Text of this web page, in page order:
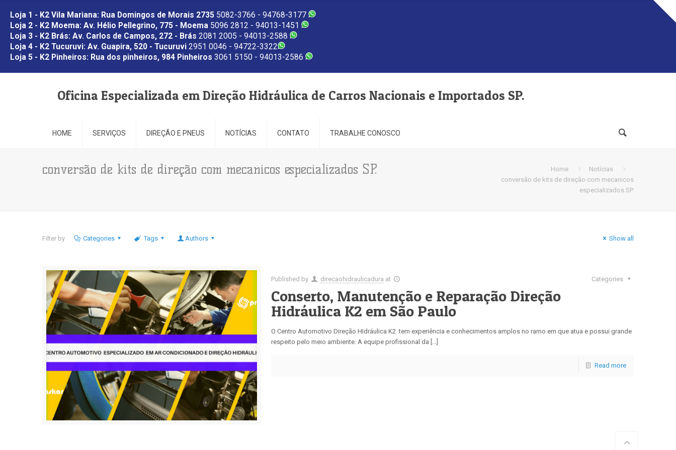
Loja 1 - K2 Vila Mariana: Rua Domingos de Morais 2735 5082-3766 - 94768-3177
Loja 2 - K2 Moema: Av. Hélio Pellegrino, 775 - Moema 5096 2812 - 94013-1451
Loja 3 - K2 Brás: Av. Carlos de Campos, 272 - Brás 2081 2005 - 94013-2588
Loja 4 - K2 Tucuruvi: Av. Guapira, 520 - Tucuruvi 2951 0046 - 94722-3322
Loja 5 - K2 Pinheiros: Rua dos pinheiros, 984 Pinheiros 3061 5150 - 94013-2586
Oficina Especializada em Direção Hidráulica de Carros Nacionais e Importados SP.
HOME SERVIÇOS DIREÇÃO E PNEUS NOTÍCIAS CONTATO TRABALHE CONOSCO
conversão de kits de direção com mecanicos especializados SP. Home
Notícias
conversão de kits de direção com mecanicos
especializados SP.
Filter by Categories Tags Authors Show all
Published by direcaohidraulicadura at Categories
Conserto, Manutenção e Reparação Direção
Hidráulica K2 em São Paulo
O Centro Automotivo Direção HIdráulica K2 tem experiência e conhecimentos amplos no ramo em que atua e possui grande
respeito pelo meio ambiente. A equipe profissional da […]
Read more